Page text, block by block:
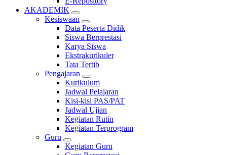
AKADEMIK
Kesiswaan
Data Peserta Didik
Siswa Berprestasi
Karya Siswa
Ekstrakurikuler
Tata Tertib
Pengajaran
Kurikulum
Jadwal Pelajaran
Kisi-kisi PAS/PAT
Jadwal Ujian
Kegiatan Rutin
Kegiatan Terprogram
Guru
Kegiatan Guru